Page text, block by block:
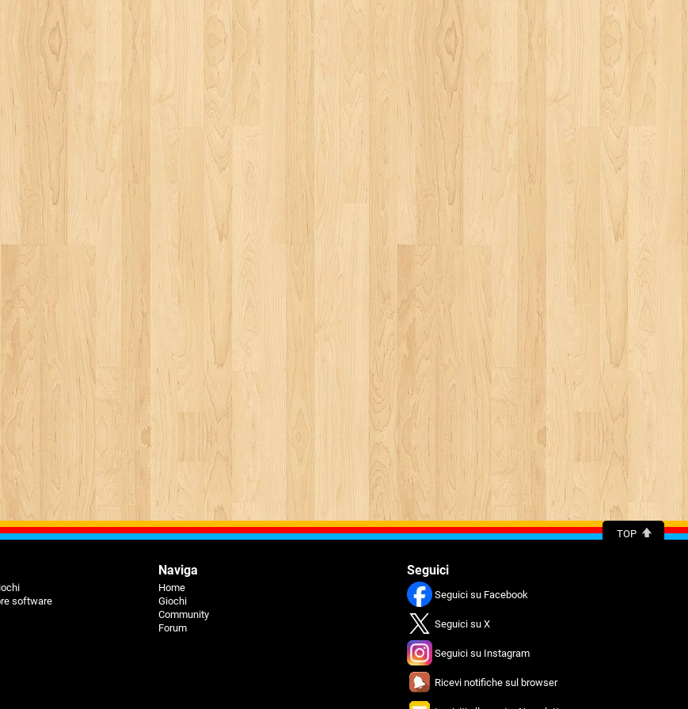
TOP
software
Naviga
Home
Giochi
Community
Forum
Seguici
Seguici su Facebook
Seguici su X
Seguici su Instagram
Ricevi notifiche sul browser